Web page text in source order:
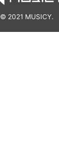
© 2021 MUSICY.